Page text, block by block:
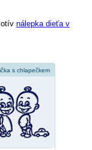
nálepka dieťa v
s chlapečkem